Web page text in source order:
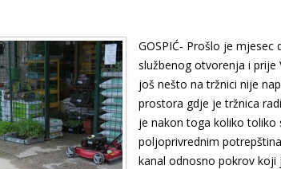
GOSPIĆ- Prošlo je
službenog otvorenja i
još nešto na tržnici nije
prostora gdje je tržnica
je nakon toga koliko toliko
poljoprivrednim
kanal odnosno pokrov koji